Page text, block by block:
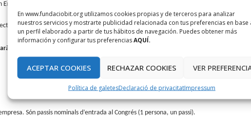
En www.fundaciobit.org utilizamos cookies propias y de terceros para analizar
nuestros servicios y mostrarte publicidad relacionada con tus preferencias en base
un perfil elaborado a partir de tus hábitos de navegación. Puedes obtener más
información y configurar tus preferenciasAQUÍ.
ACEPTAR COOKIES RECHAZAR COOKIES VER
Política de galetesDeclaració de privacitatImpressum
Enterprise Network.
aplicables exclosos).
un màxim de 8 empreses enaquesta modalitat de participació.
Són passis nominals d’entrada al Congrés (1 persona, un passi).